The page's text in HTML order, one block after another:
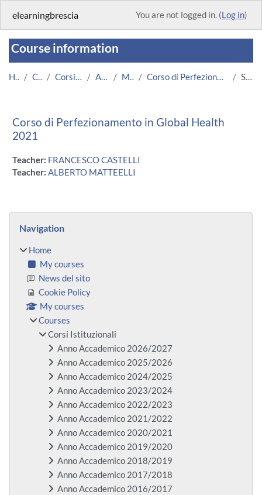
elearningbrescia You are not logged in. (Log in)
Course information
Home Courses Corsi Istituzionali Altri Corsi Medicina Corso di Perfezionamento in Global Health 2021 Summary
Corso di Perfezionamento in Global Health
2021
Teacher: FRANCESCO CASTELLI
Teacher: ALBERTO MATTEELLI
Blocks
Navigation
Home
My courses
News del sito
Cookie Policy
My courses
Courses
Corsi Istituzionali
Anno Accademico 2026/2027
Anno Accademico 2025/2026
Anno Accademico 2024/2025
Anno Accademico 2023/2024
Anno Accademico 2022/2023
Anno Accademico 2021/2022
Anno Accademico 2020/2021
Anno Accademico 2019/2020
Anno Accademico 2018/2019
Anno Accademico 2017/2018
Anno Accademico 2016/2017